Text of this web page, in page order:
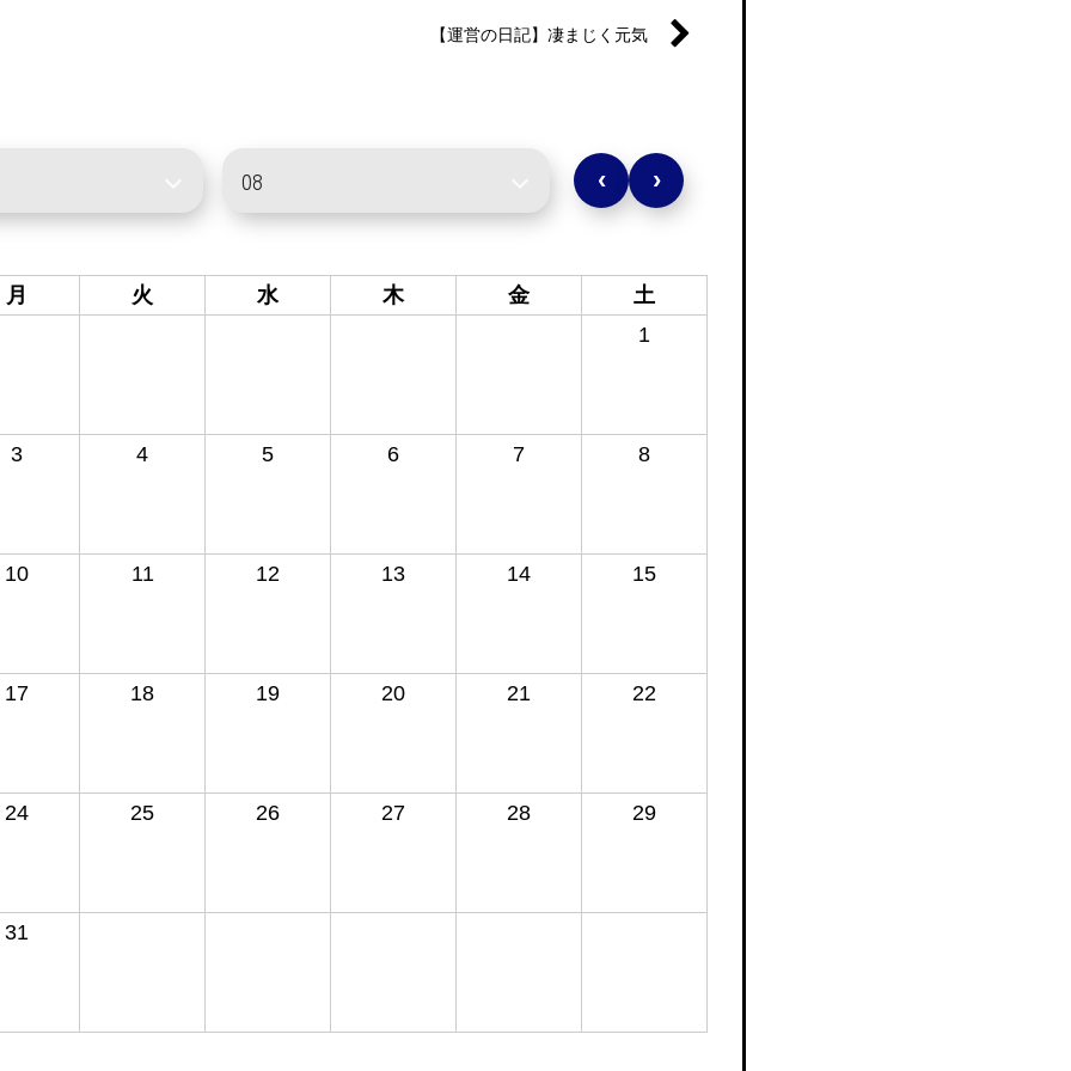
【運営の日記】凄まじく元気
‹ ›
月 火 水 木 金
土
1
3 4 5 6 7 8
10 11 12 13 14 15
17 18 19 20 21 22
24 25 26 27 28 29
31